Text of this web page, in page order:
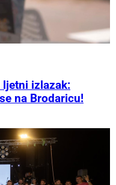
ljetni izlazak:
na Brodaricu!